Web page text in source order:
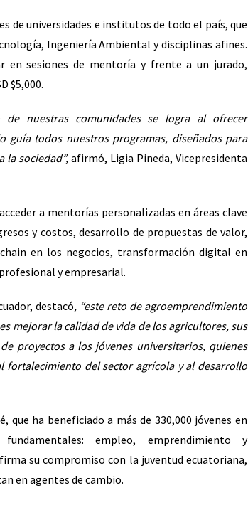
de universidades e institutos de todo el país, que
Ingeniería Ambiental y disciplinas afines.
en sesiones de mentoría y frente a un jurado,
$5,000.
de nuestras comunidades se logra al ofrecer
guía todos nuestros programas, diseñados para
la sociedad”,afirmó, Ligia Pineda, Vicepresidenta
a mentorías personalizadas en áreas clave
y costos, desarrollo de propuestas de valor,
en los negocios, transformación digital en
y empresarial.
destacó, “este reto de agroemprendimiento
mejorar la calidad de vida de los agricultores, sus
proyectos a los jóvenes universitarios, quienes
del sector agrícola y al desarrollo
ha beneficiado a más de 330,000 jóvenes en
empleo, emprendimiento y
su compromiso con la juventud ecuatoriana,
en agentes de cambio.